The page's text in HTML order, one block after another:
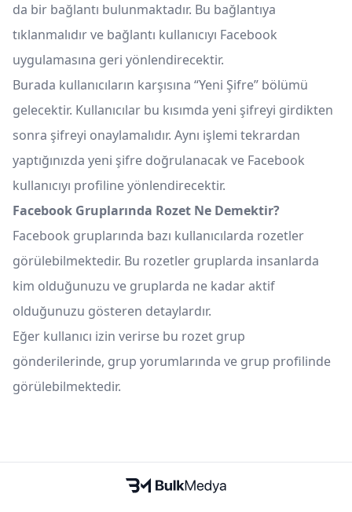
da bir bağlantı bulunmaktadır. Bu bağlantıya
tıklanmalıdır ve bağlantı kullanıcıyı Facebook
uygulamasına geri yönlendirecektir.
Burada kullanıcıların karşısına “Yeni Şifre” bölümü
gelecektir. Kullanıcılar bu kısımda yeni şifreyi girdikten
sonra şifreyi onaylamalıdır. Aynı işlemi tekrardan
yaptığınızda yeni şifre doğrulanacak ve Facebook
kullanıcıyı profiline yönlendirecektir.
Facebook Gruplarında Rozet Ne Demektir?
Facebook gruplarında bazı kullanıcılarda rozetler
görülebilmektedir. Bu rozetler gruplarda insanlarda
kim olduğunuzu ve gruplarda ne kadar aktif
olduğunuzu gösteren detaylardır.
Eğer kullanıcı izin verirse bu rozet grup
gönderilerinde, grup yorumlarında ve grup profilinde
görülebilmektedir.